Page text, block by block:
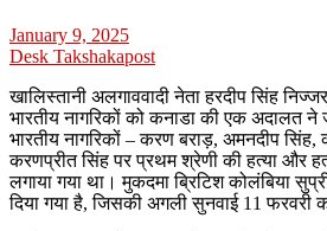
January 9, 2025
Desk Takshakapost
खालिस्तानी अलगाववादी नेता हरदीप सिंह
भारतीय नागरिकों को कनाडा की एक अदालत ने
भारतीय नागरिकों – करण बराड़, अमनदीप
करणप्रीत सिंह पर प्रथम श्रेणी की हत्या और
लगाया गया था। मुकदमा ब्रिटिश कोलंबिया
दिया गया है, जिसकी अगली सुनवाई 11 फरवरी